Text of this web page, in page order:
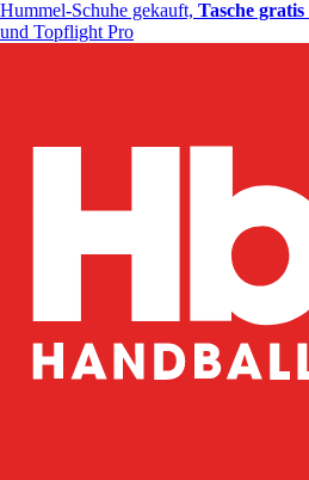
Hummel-Schuhe gekauft, Tasche gratis
und Topflight Pro